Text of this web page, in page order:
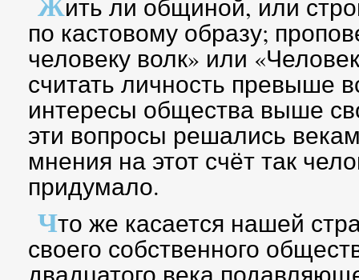
ить ли общиной, или
по кастовому образу;
человеку волк» или
считать личность превыше
интересы общества выше
эти вопросы решались
мнения на этот счёт так
придумало.
Что же касается нашей
своего собственного
двадцатого века